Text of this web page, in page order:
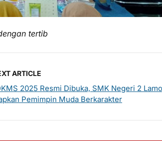
tertib
ARTICLE
2025 Resmi Dibuka, SMK Negeri 2
Pemimpin Muda Berkarakter